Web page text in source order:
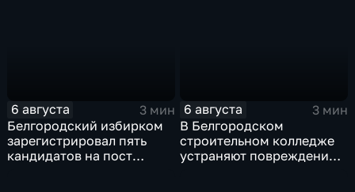
6 августа
3 мин
Белгородский избирком
зарегистрировал пять
кандидатов на пост
6 августа
3 мин
В Белгородском
строительном колледже
устраняют повреждения